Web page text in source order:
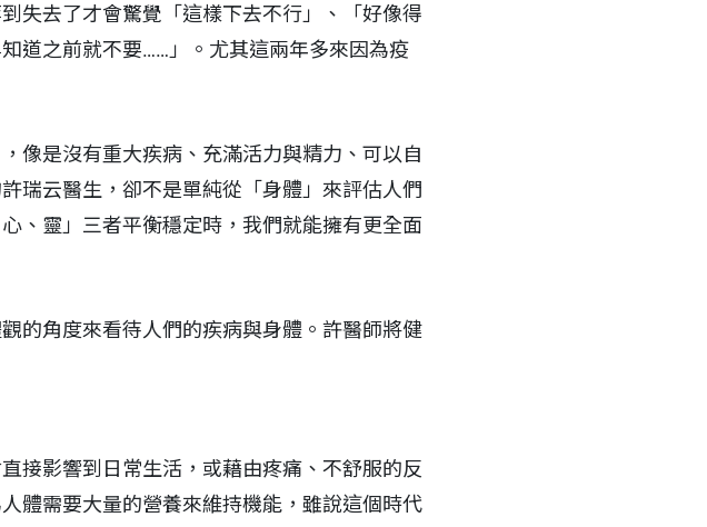
失去了才會驚覺「這樣下去不行」、「好像得
道之前就不要……」。尤其這兩年多來因為疫
像是沒有重大疾病、充滿活力與精力、可以自
瑞云醫生，卻不是單純從「身體」來評估人們
、靈」三者平衡穩定時，我們就能擁有更全面
的角度來看待人們的疾病與身體。許醫師將健
接影響到日常生活，或藉由疼痛、不舒服的反
體需要大量的營養來維持機能，雖說這個時代